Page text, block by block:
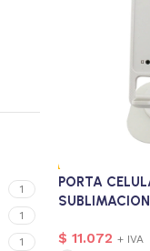
1
1
1
PORTA
SUBLIMACION
$ 11.072 + IVA